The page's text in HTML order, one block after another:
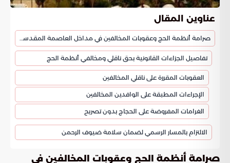
عناوين المقال
صرامة أنظمة الحج وعقوبات المخالفين في مداخل العاصمة المقدسة
تفاصيل الجزاءات القانونية بحق ناقلي ومخالفي أنظمة الحج
العقوبات المقررة على ناقلي المخالفين
الإجراءات المطبقة على الوافدين المخالفين
الغرامات المفروضة على الحجاج بدون تصريح
الالتزام بالمسار الرسمي لضمان سلامة ضيوف الرحمن
صرامة أنظمة الحج وعقوبات المخالفين في